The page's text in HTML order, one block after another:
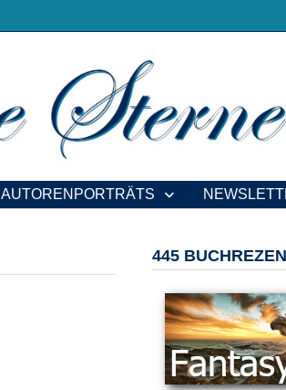
AUTORENPORTRÄTS
445